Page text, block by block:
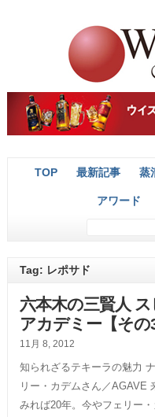
TOP 最新記事 蒸
アワード
Tag: レポサド
六本木の三賢人 ス
アカデミー【その3
11月 8, 2012
知られざるテキーラの魅力
リー・カデムさん／AGAVE
みれば20年。今やフェリー